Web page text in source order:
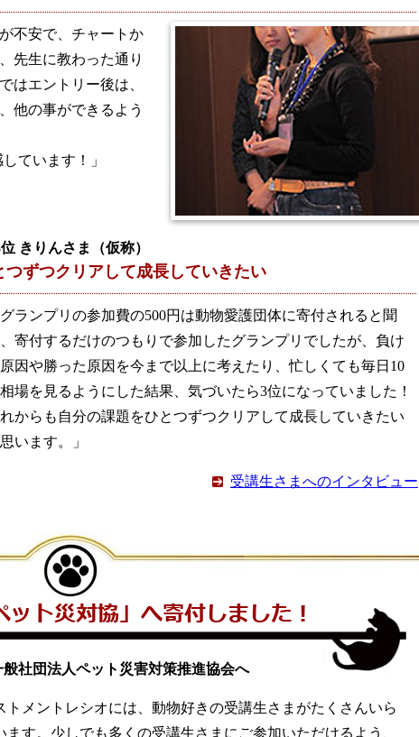
不安で、チャートか
先生に教わった通り
はエントリー後は、
他の事ができるよう
ています！」
きりんさま（仮称）
つずつクリアして成長していきたい
グランプリの参加費の500円は動物愛護団体に寄付されると聞
寄付するだけのつもりで参加したグランプリでしたが、負け
因や勝った原因を今まで以上に考えたり、忙しくても毎日10
場を見るようにした結果、気づいたら3位になっていました！
からも自分の課題をひとつずつクリアして成長していきたい
います。」
受講生さまへのインタビュー
社団法人ペット災害対策推進協会へ
トメントレシオには、動物好きの受講生さまがたくさんいら
ます。少しでも多くの受講生さまにご参加いただけるよう、